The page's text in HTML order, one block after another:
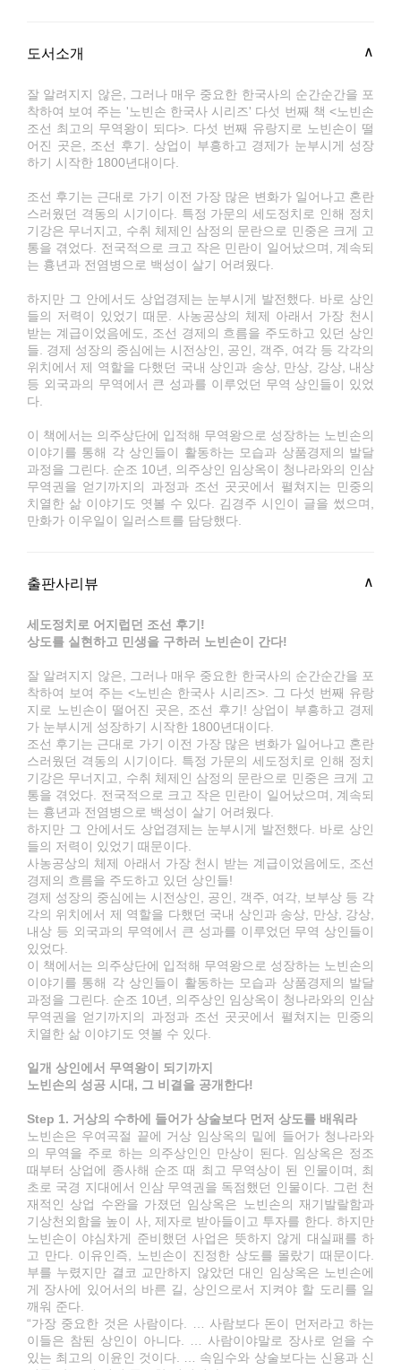
도서소개
잘 알려지지 않은, 그러나 매우 중요한 한국사의 순간순간을 포
착하여 보여 주는 '노빈손 한국사 시리즈' 다섯 번째 책 <노빈손
조선 최고의 무역왕이 되다>. 다섯 번째 유랑지로 노빈손이 떨
어진 곳은, 조선 후기. 상업이 부흥하고 경제가 눈부시게 성장
하기 시작한 1800년대이다.
조선 후기는 근대로 가기 이전 가장 많은 변화가 일어나고 혼란
스러웠던 격동의 시기이다. 특정 가문의 세도정치로 인해 정치
기강은 무너지고, 수취 체제인 삼정의 문란으로 민중은 크게 고
통을 겪었다. 전국적으로 크고 작은 민란이 일어났으며, 계속되
는 흉년과 전염병으로 백성이 살기 어려웠다.
하지만 그 안에서도 상업경제는 눈부시게 발전했다. 바로 상인
들의 저력이 있었기 때문. 사농공상의 체제 아래서 가장 천시
받는 계급이었음에도, 조선 경제의 흐름을 주도하고 있던 상인
들. 경제 성장의 중심에는 시전상인, 공인, 객주, 여각 등 각각의
위치에서 제 역할을 다했던 국내 상인과 송상, 만상, 강상, 내상
등 외국과의 무역에서 큰 성과를 이루었던 무역 상인들이 있었
다.
이 책에서는 의주상단에 입적해 무역왕으로 성장하는 노빈손의
이야기를 통해 각 상인들이 활동하는 모습과 상품경제의 발달
과정을 그린다. 순조 10년, 의주상인 임상옥이 청나라와의 인삼
무역권을 얻기까지의 과정과 조선 곳곳에서 펼쳐지는 민중의
치열한 삶 이야기도 엿볼 수 있다. 김경주 시인이 글을 썼으며,
만화가 이우일이 일러스트를 담당했다.
출판사리뷰
세도정치로 어지럽던 조선 후기!
상도를 실현하고 민생을 구하러 노빈손이 간다!
잘 알려지지 않은, 그러나 매우 중요한 한국사의 순간순간을 포
착하여 보여 주는 <노빈손 한국사 시리즈>. 그 다섯 번째 유랑
지로 노빈손이 떨어진 곳은, 조선 후기! 상업이 부흥하고 경제
가 눈부시게 성장하기 시작한 1800년대이다.
조선 후기는 근대로 가기 이전 가장 많은 변화가 일어나고 혼란
스러웠던 격동의 시기이다. 특정 가문의 세도정치로 인해 정치
기강은 무너지고, 수취 체제인 삼정의 문란으로 민중은 크게 고
통을 겪었다. 전국적으로 크고 작은 민란이 일어났으며, 계속되
는 흉년과 전염병으로 백성이 살기 어려웠다.
하지만 그 안에서도 상업경제는 눈부시게 발전했다. 바로 상인
들의 저력이 있었기 때문이다.
사농공상의 체제 아래서 가장 천시 받는 계급이었음에도, 조선
경제의 흐름을 주도하고 있던 상인들!
경제 성장의 중심에는 시전상인, 공인, 객주, 여각, 보부상 등 각
각의 위치에서 제 역할을 다했던 국내 상인과 송상, 만상, 강상,
내상 등 외국과의 무역에서 큰 성과를 이루었던 무역 상인들이
있었다.
이 책에서는 의주상단에 입적해 무역왕으로 성장하는 노빈손의
이야기를 통해 각 상인들이 활동하는 모습과 상품경제의 발달
과정을 그린다. 순조 10년, 의주상인 임상옥이 청나라와의 인삼
무역권을 얻기까지의 과정과 조선 곳곳에서 펼쳐지는 민중의
치열한 삶 이야기도 엿볼 수 있다.
일개 상인에서 무역왕이 되기까지
노빈손의 성공 시대, 그 비결을 공개한다!
Step 1. 거상의 수하에 들어가 상술보다 먼저 상도를 배워라
노빈손은 우여곡절 끝에 거상 임상옥의 밑에 들어가 청나라와
의 무역을 주로 하는 의주상인인 만상이 된다. 임상옥은 정조
때부터 상업에 종사해 순조 때 최고 무역상이 된 인물이며, 최
초로 국경 지대에서 인삼 무역권을 독점했던 인물이다. 그런 천
재적인 상업 수완을 가졌던 임상옥은 노빈손의 재기발랄함과
기상천외함을 높이 사, 제자로 받아들이고 투자를 한다. 하지만
노빈손이 야심차게 준비했던 사업은 뜻하지 않게 대실패를 하
고 만다. 이유인즉, 노빈손이 진정한 상도를 몰랐기 때문이다.
부를 누렸지만 결코 교만하지 않았던 대인 임상옥은 노빈손에
게 장사에 있어서의 바른 길, 상인으로서 지켜야 할 도리를 일
깨워 준다.
“가장 중요한 것은 사람이다. … 사람보다 돈이 먼저라고 하는
이들은 참된 상인이 아니다. … 사람이야말로 장사로 얻을 수
있는 최고의 이윤인 것이다. … 속임수와 상술보다는 신용과 신